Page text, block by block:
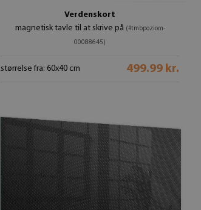
Verdenskort
magnetisk tavle til at skrive på (#tmbpoziom-
00088645)
størrelse fra: 60x40 cm 499.99 kr.